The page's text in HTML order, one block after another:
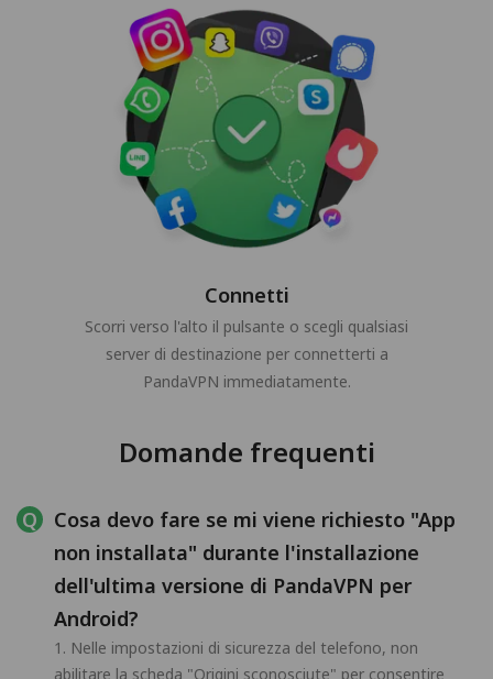
Connetti
Scorri verso l'alto il pulsante o scegli qualsiasi
server di destinazione per connetterti a
PandaVPN immediatamente.
Domande frequenti
Cosa devo fare se mi viene richiesto "App
non installata" durante l'installazione
dell'ultima versione di PandaVPN per
Android?
1. Nelle impostazioni di sicurezza del telefono, non
abilitare la scheda "Origini sconosciute" per consentire